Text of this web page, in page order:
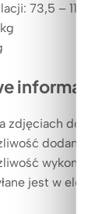
73,5 – 118
zdjęciach
dodania
jest w